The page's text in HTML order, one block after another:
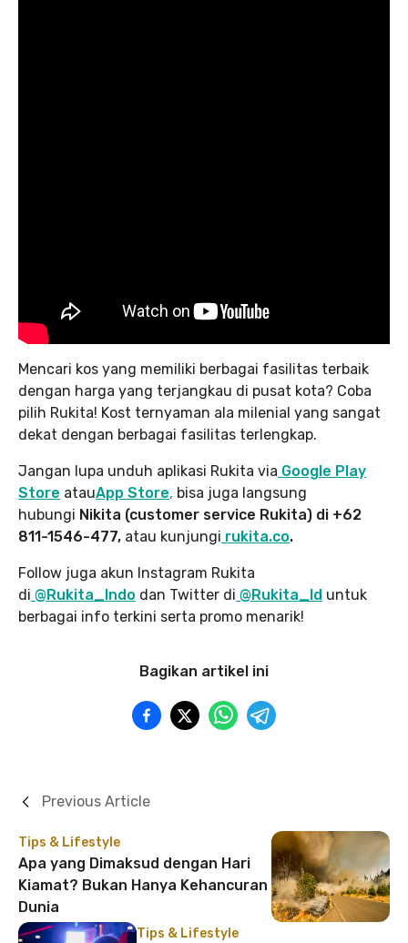
Mencari kos yang memiliki berbagai fasilitas terbaik
dengan harga yang terjangkau di pusat kota? Coba
pilih Rukita! Kost ternyaman ala milenial yang sangat
dekat dengan berbagai fasilitas terlengkap.
Jangan lupa unduh aplikasi Rukita via Google Play
Store atauApp Store, bisa juga langsung
hubungi Nikita (customer service Rukita) di +62
811-1546-477, atau kunjungi rukita.co.
Follow juga akun Instagram Rukita
di @Rukita_Indo dan Twitter di @Rukita_Id untuk
berbagai info terkini serta promo menarik!
Bagikan artikel ini
Tips & Lifestyle
Apa yang Dimaksud dengan Hari
Kiamat? Bukan Hanya Kehancuran
Dunia
Previous Article
Tips & Lifestyle